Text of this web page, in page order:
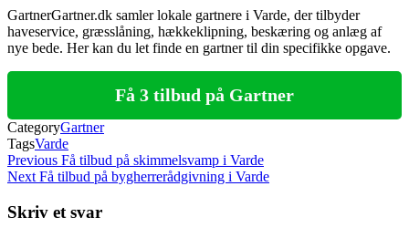
GartnerGartner.dk samler lokale gartnere i Varde, der tilbyder
haveservice, græsslåning, hækkeklipning, beskæring og anlæg af
nye bede. Her kan du let finde en gartner til din specifikke opgave.
Få 3 tilbud på Gartner
CategoryGartner
TagsVarde
Indlægsnavigation
Previous
Post
Previous Få tilbud på skimmelsvamp i Varde
Next
Next Få tilbud på bygherrerådgivning i Varde
Skriv et svar